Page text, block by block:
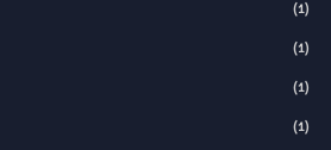
(1)
(1)
(1)
(1)